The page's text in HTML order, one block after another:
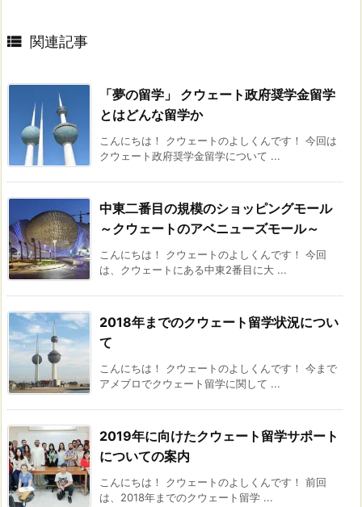
 関連記事
「夢の留学」 クウェート政府奨学金留学
とはどんな留学か
こんにちは！ クウェートのよしくんです！ 今回は
クウェート政府奨学金留学について ...
中東二番目の規模のショッピングモール
～クウェートのアベニューズモール～
こんにちは！ クウェートのよしくんです！ 今回
は、クウェートにある中東2番目に大 ...
2018年までのクウェート留学状況につい
て
こんにちは！ クウェートのよしくんです！ 今まで
アメブロでクウェート留学に関して ...
2019年に向けたクウェート留学サポート
についての案内
こんにちは！ クウェートのよしくんです！ 前回
は、2018年までのクウェート留学 ...